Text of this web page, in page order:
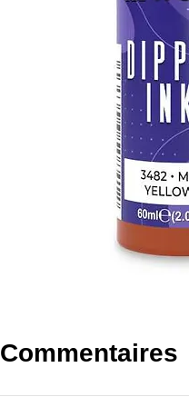
Commentaires